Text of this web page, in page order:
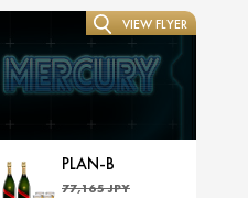
VIEW FLYER
PLAN-B
77,165 JPY